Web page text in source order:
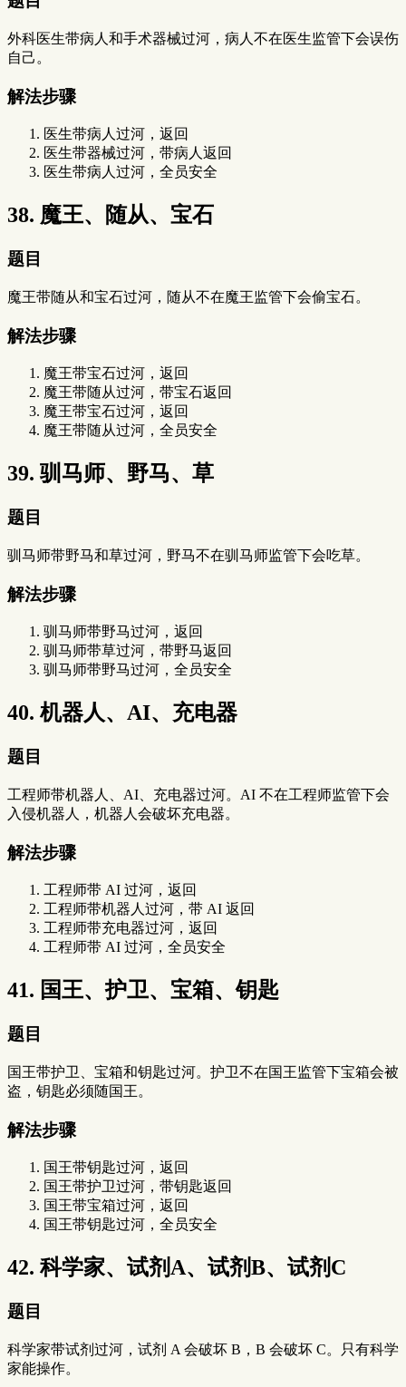
外科医生带病人和手术器械过河，病人不在医生监管下会误伤
自己。
解法步骤
医生带病人过河，返回
医生带器械过河，带病人返回
医生带病人过河，全员安全
38. 魔王、随从、宝石
题目
魔王带随从和宝石过河，随从不在魔王监管下会偷宝石。
解法步骤
魔王带宝石过河，返回
魔王带随从过河，带宝石返回
魔王带宝石过河，返回
魔王带随从过河，全员安全
39. 驯马师、野马、草
题目
驯马师带野马和草过河，野马不在驯马师监管下会吃草。
解法步骤
驯马师带野马过河，返回
驯马师带草过河，带野马返回
驯马师带野马过河，全员安全
40. 机器人、AI、充电器
题目
工程师带机器人、AI、充电器过河。AI 不在工程师监管下会
入侵机器人，机器人会破坏充电器。
解法步骤
工程师带 AI 过河，返回
工程师带机器人过河，带 AI 返回
工程师带充电器过河，返回
工程师带 AI 过河，全员安全
41. 国王、护卫、宝箱、钥匙
题目
国王带护卫、宝箱和钥匙过河。护卫不在国王监管下宝箱会被
盗，钥匙必须随国王。
解法步骤
国王带钥匙过河，返回
国王带护卫过河，带钥匙返回
国王带宝箱过河，返回
国王带钥匙过河，全员安全
42. 科学家、试剂A、试剂B、试剂C
题目
科学家带试剂过河，试剂 A 会破坏 B，B 会破坏 C。只有科学
家能操作。